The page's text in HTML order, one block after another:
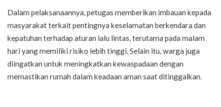
Dalam pelaksanaannya, petugas memberikan imbauan kepada
masyarakat terkait pentingnya keselamatan berkendara dan
kepatuhan terhadap aturan lalu lintas, terutama pada malam
hari yang memiliki risiko lebih tinggi. Selain itu, warga juga
diingatkan untuk meningkatkan kewaspadaan dengan
memastikan rumah dalam keadaan aman saat ditinggalkan.